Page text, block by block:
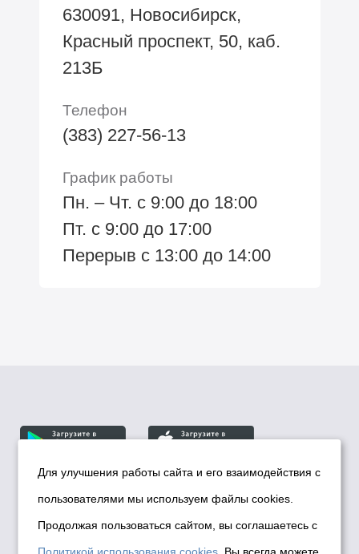
630091, Новосибирск,
Красный проспект, 50, каб.
213Б
Телефон
(383) 227-56-13
График работы
Пн. – Чт. с 9:00 до 18:00
Пт. с 9:00 до 17:00
Перерыв с 13:00 до 14:00
© Департамент информационной политики мэрии
города Новосибирска, 2026
Политика использования Cookies
Для улучшения работы сайта и его взаимодействия с
пользователями мы используем файлы cookies.
Продолжая пользоваться сайтом, вы соглашаетесь с